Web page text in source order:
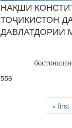
НАҚШИ
ТОҶИКИСТОН
ДАВЛАТДОРИИ
556
« first